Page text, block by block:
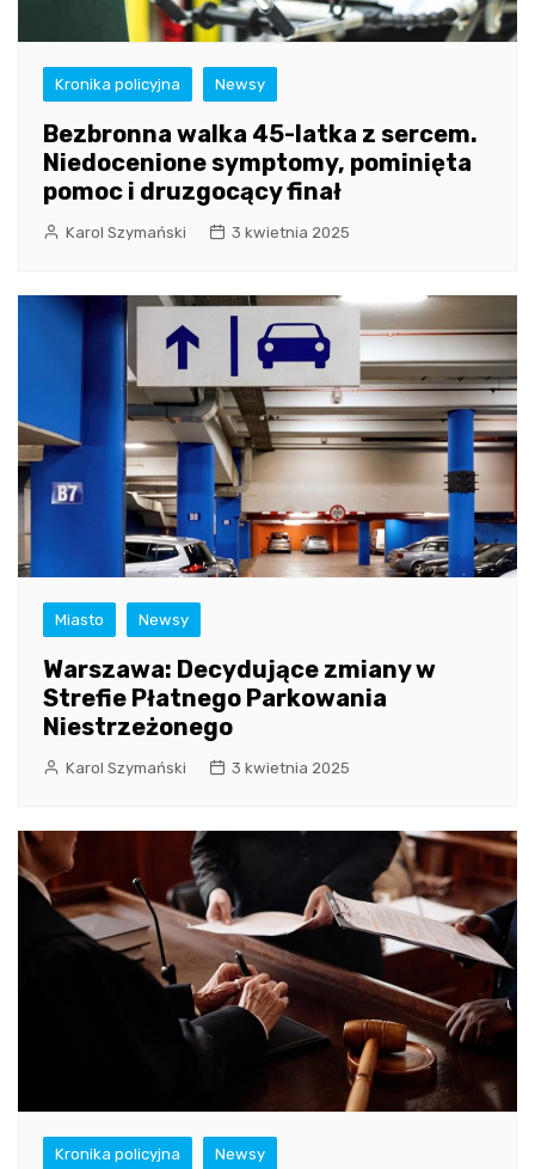
Kronika policyjna Newsy
Bezbronna walka 45-latka z sercem.
Niedocenione symptomy, pominięta
pomoc i druzgocący finał
Karol Szymański 3 kwietnia 2025
Miasto Newsy
Warszawa: Decydujące zmiany w
Strefie Płatnego Parkowania
Niestrzeżonego
Karol Szymański 3 kwietnia 2025
Kronika policyjna Newsy